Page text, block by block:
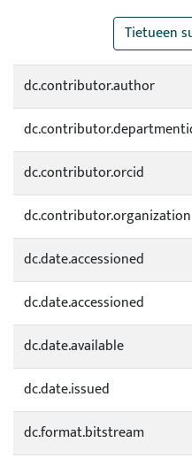
Tietueen
dc.contributor.author
dc.contributor.orcid
dc.contributor.organization
dc.date.accessioned
dc.date.accessioned
dc.date.available
dc.date.issued
dc.format.bitstream